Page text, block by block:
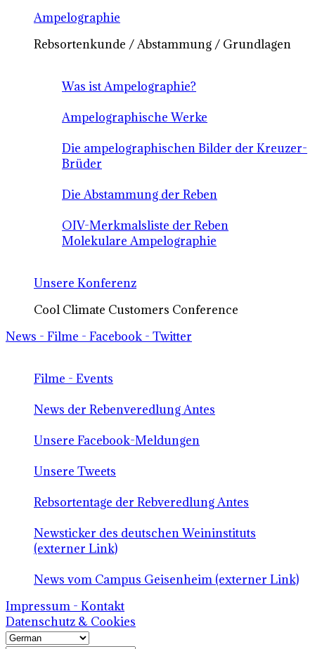
Ampelographie
Rebsortenkunde / Abstammung / Grundlagen
Was ist Ampelographie?
Ampelographische Werke
Die ampelographischen Bilder der Kreuzer-
Brüder
Die Abstammung der Reben
OIV-Merkmalsliste der Reben
Molekulare Ampelographie
Unsere Konferenz
Cool Climate Customers Conference
News - Filme - Facebook - Twitter
Filme - Events
News der Rebenveredlung Antes
Unsere Facebook-Meldungen
Unsere Tweets
Rebsortentage der Rebveredlung Antes
Newsticker des deutschen Weininstituts
(externer Link)
News vom Campus Geisenheim (externer Link)
Impressum - Kontakt
Datenschutz & Cookies